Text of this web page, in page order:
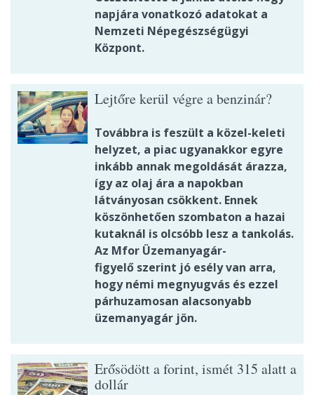
napjára vonatkozó adatokat a
Nemzeti Népegészségügyi
Központ.
Lejtőre kerül végre a benzinár?
Továbbra is feszült a közel-keleti
helyzet, a piac ugyanakkor egyre
inkább annak megoldását árazza,
így az olaj ára a napokban
látványosan csökkent. Ennek
köszönhetően szombaton a hazai
kutaknál is olcsóbb lesz a tankolás.
Az Mfor Üzemanyagár-
figyelő szerint jó esély van arra,
hogy némi megnyugvás és ezzel
párhuzamosan alacsonyabb
üzemanyagár jön.
Erősödött a forint, ismét 315 alatt a
dollár